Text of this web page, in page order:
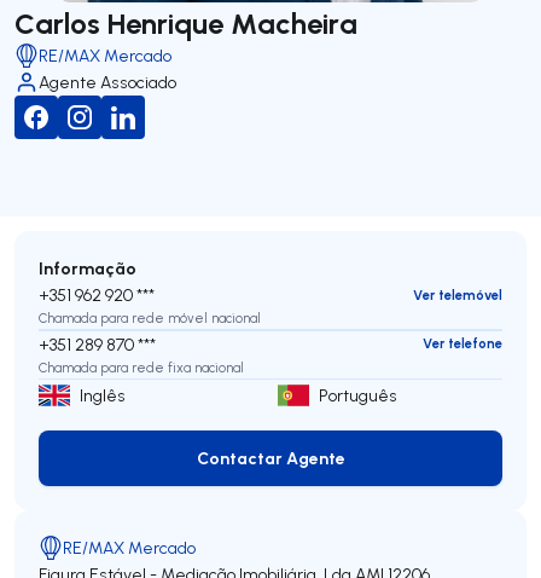
Carlos Henrique Macheira
RE/MAX Mercado
Agente Associado
Informação
+351 962 920 ***
Ver telemóvel
Chamada para rede móvel nacional
+351 289 870 ***
Ver telefone
Chamada para rede fixa nacional
Inglês Português
Contactar Agente
Contactar Agente
RE/MAX Mercado